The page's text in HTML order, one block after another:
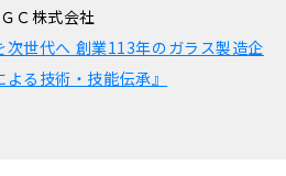
Ｃ株式会社
次世代へ 創業113年のガラス製造企
る技術・技能伝承』